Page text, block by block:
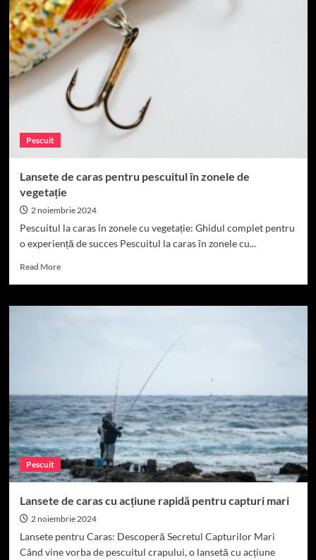
alegi
lanseta
de
caras
potrivită
pentru
distanțe
mici
Pescuit
Lansete de caras pentru pescuitul în zonele de
vegetație
2 noiembrie 2024
Pescuitul la caras în zonele cu vegetație: Ghidul complet pentru
o experiență de succes Pescuitul la caras în zonele cu...
Read MoreRead
Lansete
de
vegetație
Pescuit
Lansete de caras cu acțiune rapidă pentru capturi mari
2 noiembrie 2024
Lansete pentru Caras: Descoperă Secretul Capturilor Mari
Când vine vorba de pescuitul crapului, o lansetă cu acțiune